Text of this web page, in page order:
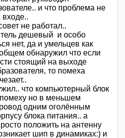
и что проблема не
входе..
не работал..
дешевый и особо
нет, да и умельцев как
обнаружил что если
стоящий на выходе
то помеха
что компьютерный блок
но в меньшем
одним оголённым
блока питания.. а
положить на антенну
шип в динамиках:) и